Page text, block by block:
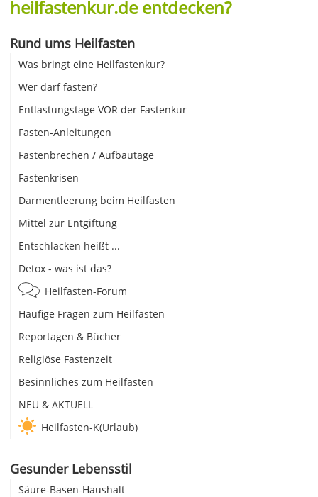
heilfastenkur.de entdecken?
Rund ums Heilfasten
Was bringt eine Heilfastenkur?
Wer darf fasten?
Entlastungstage VOR der Fastenkur
Fasten-Anleitungen
Fastenbrechen / Aufbautage
Fastenkrisen
Darmentleerung beim Heilfasten
Mittel zur Entgiftung
Entschlacken heißt ...
Detox - was ist das?
Heilfasten-Forum
Häufige Fragen zum Heilfasten
Reportagen & Bücher
Religiöse Fastenzeit
Besinnliches zum Heilfasten
NEU & AKTUELL
Heilfasten-K(Urlaub)
Gesunder Lebensstil
Säure-Basen-Haushalt